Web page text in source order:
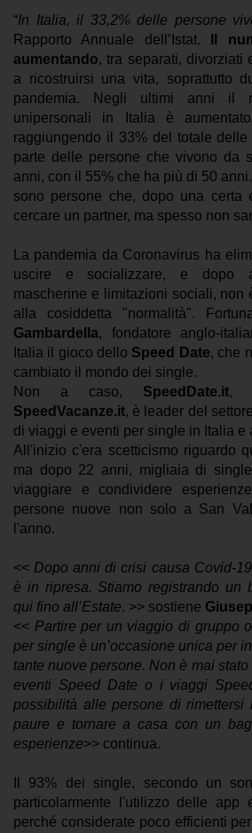
“In Italia, il 33,2% delle persone
Rapporto Annuale dell’Istat.
Il
aumentando, tra separati, divorziati
a ricostruirsi una vita, soprattutto
pandemia. Negli ultimi anni il
unipersonali in Italia è
raggiungendo il 33% del totale
parte delle persone che vivono da
anni, con il 55% che ha più di 50
sono persone che, dopo una certa
cercare un partner, ma spesso non
La pandemia da Coronavirus ha
uscire e socializzare, e dopo
mascherine e limitazioni sociali, non
alla cosiddetta "normalità".
Gambardella, fondatore anglo-
Italia il gioco dello Speed Date, che
cambiato il mondo dei single.
Non a caso,
SpeedDate.it,
SpeedVacanze.it, è leader del
di viaggi e eventi per single in Italia e
All'inizio c'era scetticismo riguardo
ma dopo 22 anni, migliaia di
viaggiare e condividere
persone nuove non solo a San
l'anno.
<< Dopo anni di crisi causa Covid-
è in ripresa. Stiamo registrando un
qui fino all’Estate. >> sostiene
<< Partire per un viaggio di gruppo
per single è un’occasione unica per
tante nuove persone. Non è mai
eventi Speed Date o i viaggi
possibilità alle persone di rimettersi
paure e tornare a casa con un
esperienze>> continua.
Il 93% dei single, secondo un
particolarmente l'utilizzo delle
perché considerate poco efficienti